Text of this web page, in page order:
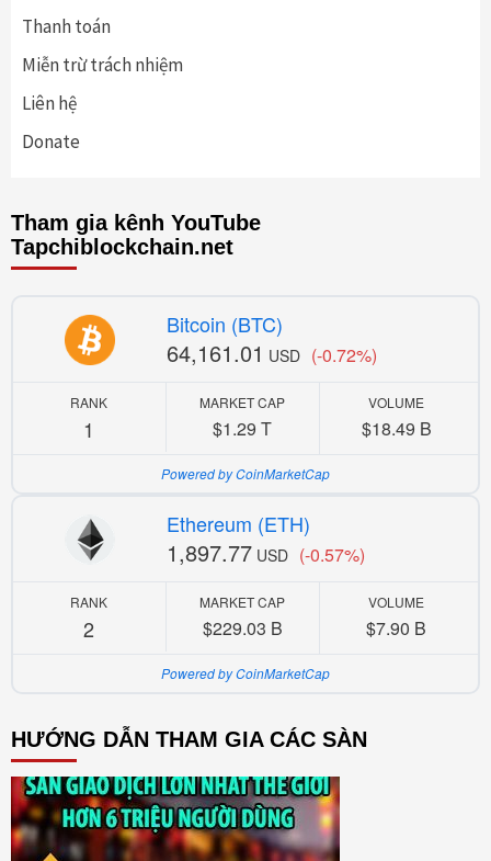
Thanh toán
Miễn trừ trách nhiệm
Liên hệ
Donate
Tham gia kênh YouTube
Tapchiblockchain.net
Bitcoin (BTC)
64,161.01 USD (-0.72%)
RANK
1
MARKET CAP
$1.29 T
VOLUME
$18.49 B
Powered by CoinMarketCap
Ethereum (ETH)
1,897.77 USD (-0.57%)
RANK
2
MARKET CAP
$229.03 B
VOLUME
$7.90 B
Powered by CoinMarketCap
HƯỚNG DẪN THAM GIA CÁC SÀN